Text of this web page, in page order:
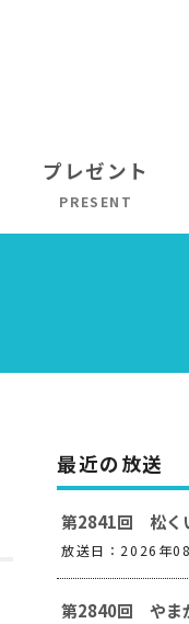
プレゼント
PRESENT
最近の放送
第2841回 松く
放送日：2026年
第2840回 やま